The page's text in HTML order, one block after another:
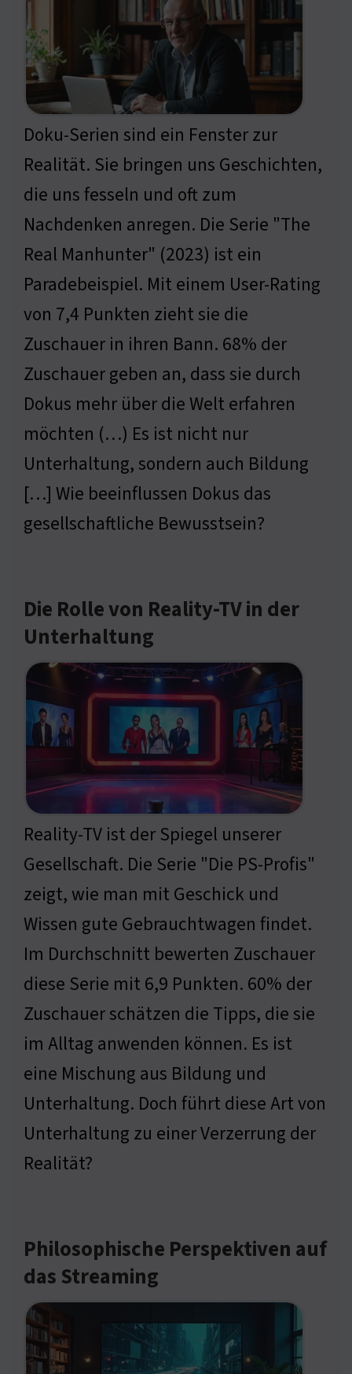
Doku-Serien sind ein Fenster zur
Realität. Sie bringen uns Geschichten,
die uns fesseln und oft zum
Nachdenken anregen. Die Serie "The
Real Manhunter" (2023) ist ein
Paradebeispiel. Mit einem User-Rating
von 7,4 Punkten zieht sie die
Zuschauer in ihren Bann. 68% der
Zuschauer geben an, dass sie durch
Dokus mehr über die Welt erfahren
möchten (…) Es ist nicht nur
Unterhaltung, sondern auch Bildung
[…] Wie beeinflussen Dokus das
gesellschaftliche Bewusstsein?
Die Rolle von Reality-TV in der
Unterhaltung
Reality-TV ist der Spiegel unserer
Gesellschaft. Die Serie "Die PS-Profis"
zeigt, wie man mit Geschick und
Wissen gute Gebrauchtwagen findet.
Im Durchschnitt bewerten Zuschauer
diese Serie mit 6,9 Punkten. 60% der
Zuschauer schätzen die Tipps, die sie
im Alltag anwenden können. Es ist
eine Mischung aus Bildung und
Unterhaltung. Doch führt diese Art von
Unterhaltung zu einer Verzerrung der
Realität?
Philosophische Perspektiven auf
das Streaming